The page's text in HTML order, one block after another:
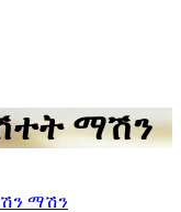
ማሽን
ማሽን